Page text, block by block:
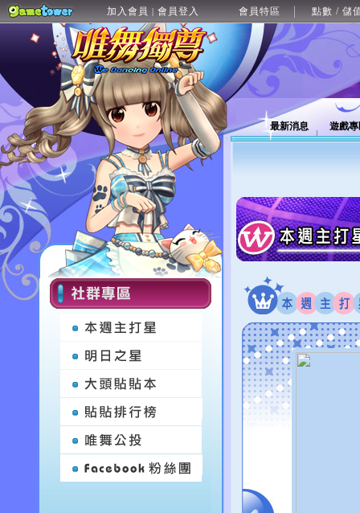
加入會員 | 會員登入 會員特區 點數 / 儲
最新消息 遊戲